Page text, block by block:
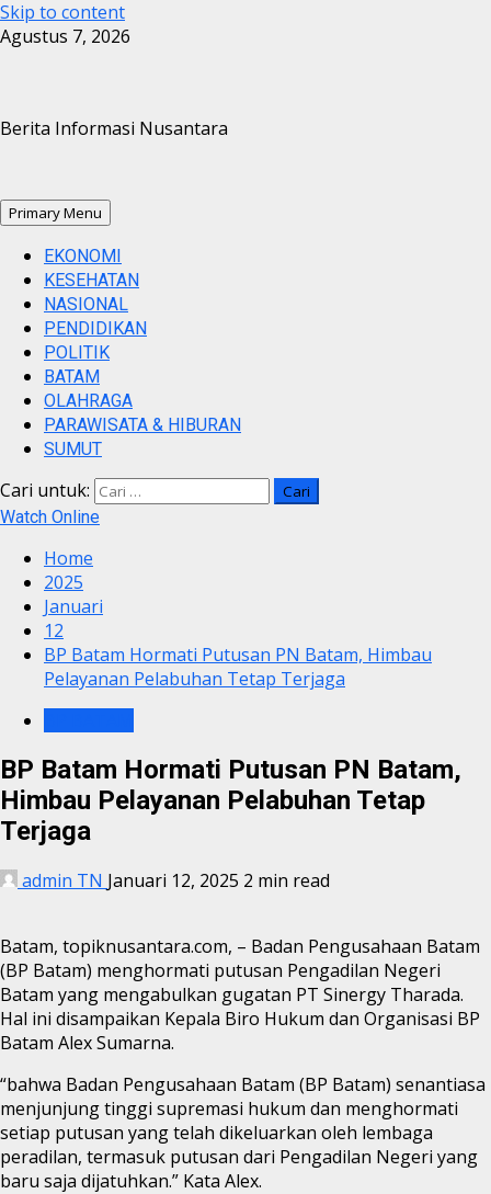
Skip to content
Agustus 7, 2026
Berita Informasi Nusantara
Primary Menu
EKONOMI
KESEHATAN
NASIONAL
PENDIDIKAN
POLITIK
BATAM
OLAHRAGA
PARAWISATA & HIBURAN
SUMUT
Cari untuk:
Watch Online
Home
2025
Januari
12
BP Batam Hormati Putusan PN Batam, Himbau
Pelayanan Pelabuhan Tetap Terjaga
BP Batam Hormati Putusan PN Batam,
Himbau Pelayanan Pelabuhan Tetap
Terjaga
admin TN Januari 12, 2025 2 min read
Batam, topiknusantara.com, – Badan Pengusahaan Batam
(BP Batam) menghormati putusan Pengadilan Negeri
Batam yang mengabulkan gugatan PT Sinergy Tharada.
Hal ini disampaikan Kepala Biro Hukum dan Organisasi BP
Batam Alex Sumarna.
“bahwa Badan Pengusahaan Batam (BP Batam) senantiasa
menjunjung tinggi supremasi hukum dan menghormati
setiap putusan yang telah dikeluarkan oleh lembaga
peradilan, termasuk putusan dari Pengadilan Negeri yang
baru saja dijatuhkan.” Kata Alex.